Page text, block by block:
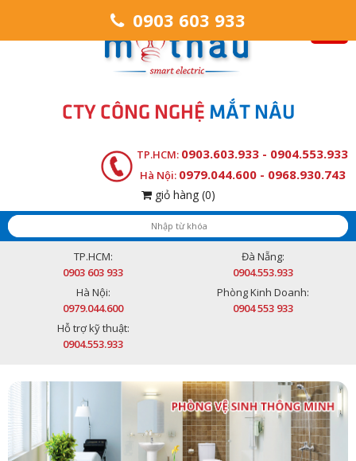
CTY CÔNG NGHỆ MẮT NÂU
TP.HCM: 0903.603.933 - 0904.553.933
Hà Nội: 0979.044.600 - 0968.930.743
giỏ hàng (0)
TP.HCM:
0903 603 933
Đà Nẵng:
0904.553.933
Hà Nội:
0979.044.600
Phòng Kinh Doanh:
0904 553 933
Hỗ trợ kỹ thuật:
0904.553.933
0903 603 933